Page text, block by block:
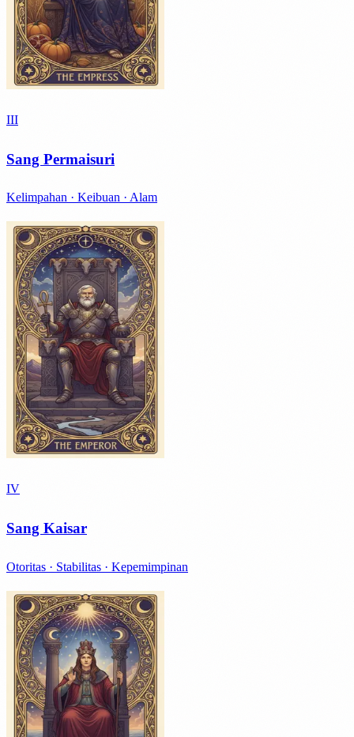
III
Sang Permaisuri
Kelimpahan · Keibuan · Alam
IV
Sang Kaisar
Otoritas · Stabilitas · Kepemimpinan